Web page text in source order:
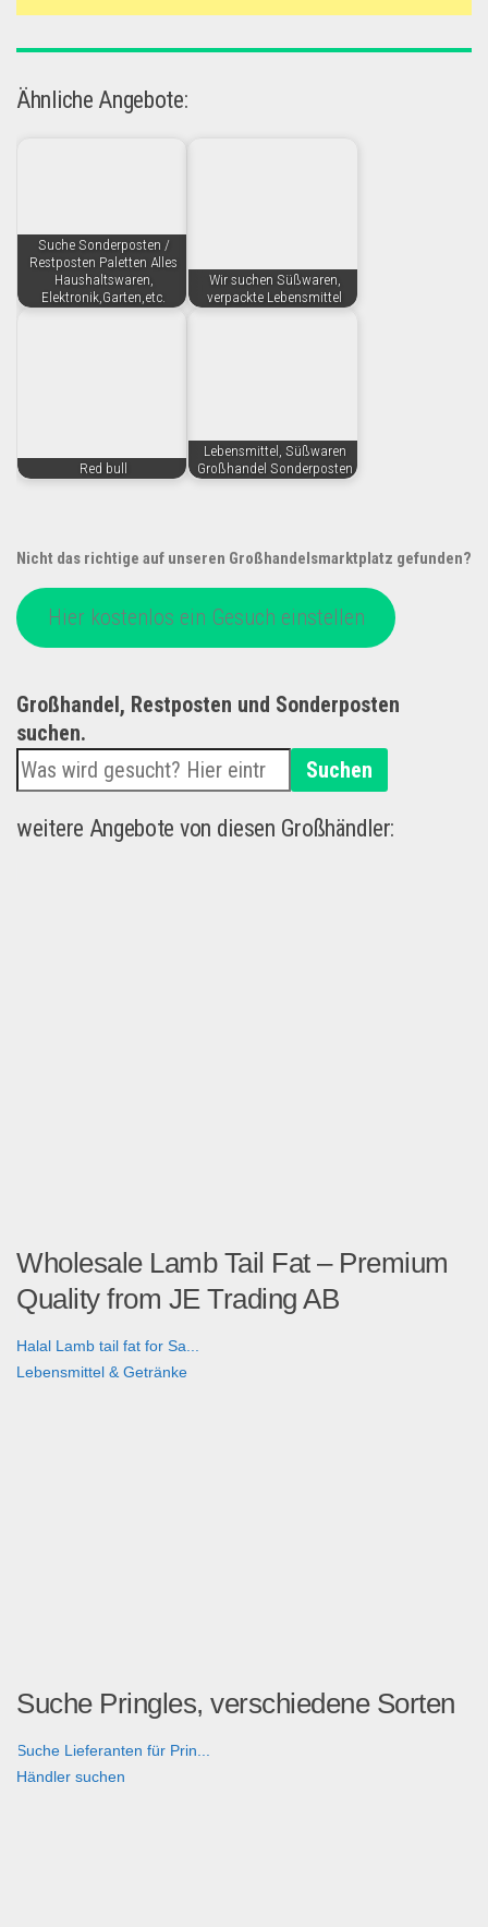
Ähnliche Angebote:
Suche Sonderposten /
Restposten Paletten Alles
Haushaltswaren,
Elektronik,Garten,etc.
Wir suchen Süßwaren,
verpackte Lebensmittel
Red bull
Lebensmittel, Süßwaren
Großhandel Sonderposten
Nicht das richtige auf unseren Großhandelsmarktplatz gefunden?
Hier kostenlos ein Gesuch einstellen
Großhandel, Restposten und Sonderposten
suchen.
Suchen
weitere Angebote von diesen Großhändler:
Wholesale Lamb Tail Fat – Premium
Quality from JE Trading AB
Halal Lamb tail fat for Sa...
Lebensmittel & Getränke
Suche Pringles, verschiedene Sorten
Suche Lieferanten für Prin...
Händler suchen